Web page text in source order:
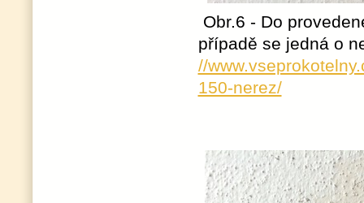
Obr.6 - Do
případě se jedná o
//
150-nerez/